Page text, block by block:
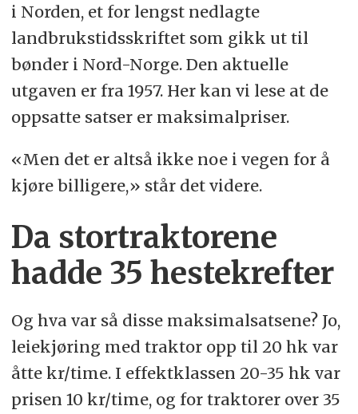
i Norden, et for lengst nedlagte
landbrukstidsskriftet som gikk ut til
bønder i Nord-Norge. Den aktuelle
utgaven er fra 1957. Her kan vi lese at de
oppsatte satser er maksimalpriser.
«Men det er altså ikke noe i vegen for å
kjøre billigere,» står det videre.
Da stortraktorene
hadde 35 hestekrefter
Og hva var så disse maksimalsatsene? Jo,
leiekjøring med traktor opp til 20 hk var
åtte kr/time. I effektklassen 20-35 hk var
prisen 10 kr/time, og for traktorer over 35